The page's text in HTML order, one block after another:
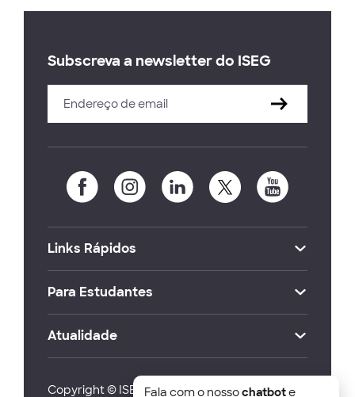
Subscreva a newsletter do ISEG
Links Rápidos
Para Estudantes
Atualidade
Copyright © ISEG Lisbon School of Economics
Fala com o nossochatbote